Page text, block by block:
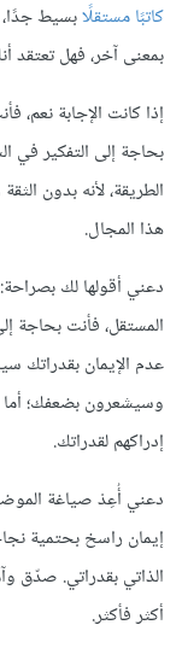
كاتبًا مستقلًابسيط
بمعنى آخر، فهل تعتقد
إذا كانت الإجابة نعم،
بحاجة إلى التفكير في
الطريقة، لأنه بدون
هذا المجال.
دعني أقولها لك
المستقل، فأنت بحاجة
عدم الإيمان بقدراتك
وسيشعرون بضعفك؛ أما
إدراكهم لقدراتك.
دعني أُعِدْ صياغة
إيمان راسخ بحتمية
الذاتي بقدراتي. صدّق
أكثر فأكثر.